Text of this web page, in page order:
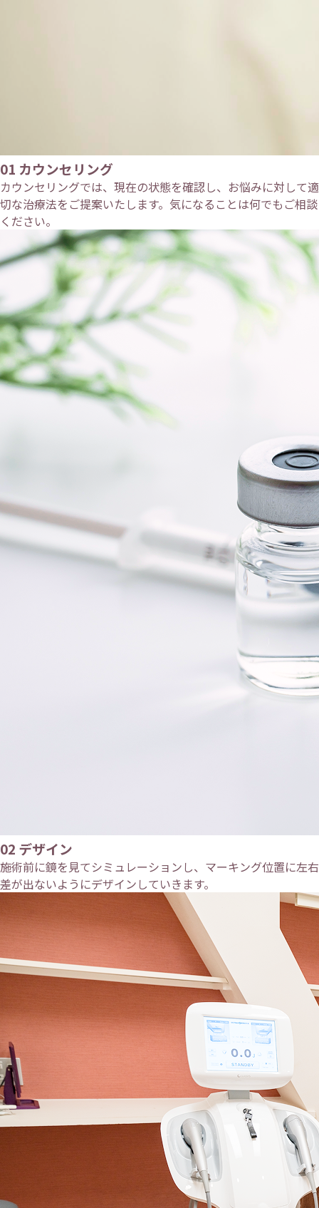
01 カウンセリング
カウンセリングでは、現在の状態を確認し、お悩みに対して適
切な治療法をご提案いたします。気になることは何でもご相談
ください。
02 デザイン
施術前に鏡を見てシミュレーションし、マーキング位置に左右
差が出ないようにデザインしていきます。